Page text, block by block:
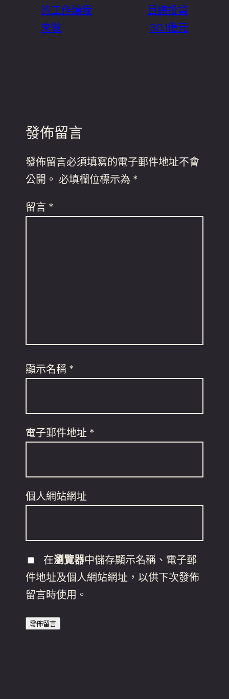
的工作讓我
來做
目總投資
30.1億元
發佈留言
發佈留言必須填寫的電子郵件地址不會
公開。 必填欄位標示為 *
留言 *
顯示名稱 *
電子郵件地址 *
個人網站網址
在瀏覽器中儲存顯示名稱、電子郵
件地址及個人網站網址，以供下次發佈
留言時使用。